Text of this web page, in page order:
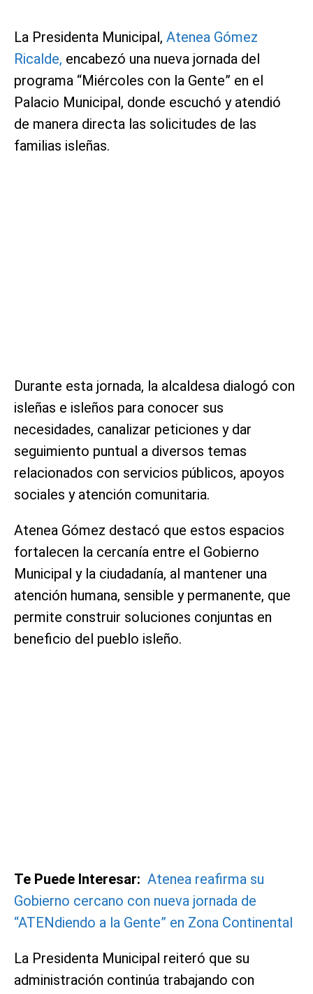
La Presidenta Municipal, Atenea Gómez
Ricalde, encabezó una nueva jornada del
programa “Miércoles con la Gente” en el
Palacio Municipal, donde escuchó y atendió
de manera directa las solicitudes de las
familias isleñas.
Durante esta jornada, la alcaldesa dialogó con
isleñas e isleños para conocer sus
necesidades, canalizar peticiones y dar
seguimiento puntual a diversos temas
relacionados con servicios públicos, apoyos
sociales y atención comunitaria.
Atenea Gómez destacó que estos espacios
fortalecen la cercanía entre el Gobierno
Municipal y la ciudadanía, al mantener una
atención humana, sensible y permanente, que
permite construir soluciones conjuntas en
beneficio del pueblo isleño.
Te Puede Interesar: Atenea reafirma su
Gobierno cercano con nueva jornada de
“ATENdiendo a la Gente” en Zona Continental
La Presidenta Municipal reiteró que su
administración continúa trabajando con